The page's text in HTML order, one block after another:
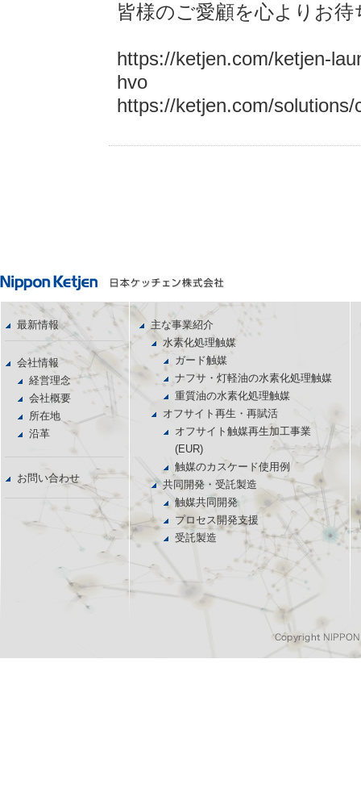
皆様のご愛顧を心よりお
https://ketjen.com/ketjen-
hvo
https://ketjen.com/
最新情報
会社情報
経営理念
会社概要
所在地
沿革
お問い合わせ
主な事業紹介
水素化処理触媒
ガード触媒
ナフサ・灯軽油の水素化処理触媒
重質油の水素化処理触媒
オフサイト再生・再賦活
オフサイト触媒再生加工事業
(EUR)
触媒のカスケード使用例
共同開発・受託製造
触媒共同開発
プロセス開発支援
受託製造